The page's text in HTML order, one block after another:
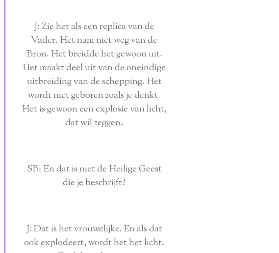
J: Zie het als een replica van de
Vader. Het nam niet weg van de
Bron. Het breidde het gewoon uit.
Het maakt deel uit van de oneindige
uitbreiding van de schepping. Het
wordt niet geboren zoals je denkt.
Het is gewoon een explosie van licht,
dat wil zeggen.
SB: En dat is niet de Heilige Geest
die je beschrijft?
J: Dat is het vrouwelijke. En als dat
ook explodeert, wordt het het licht.